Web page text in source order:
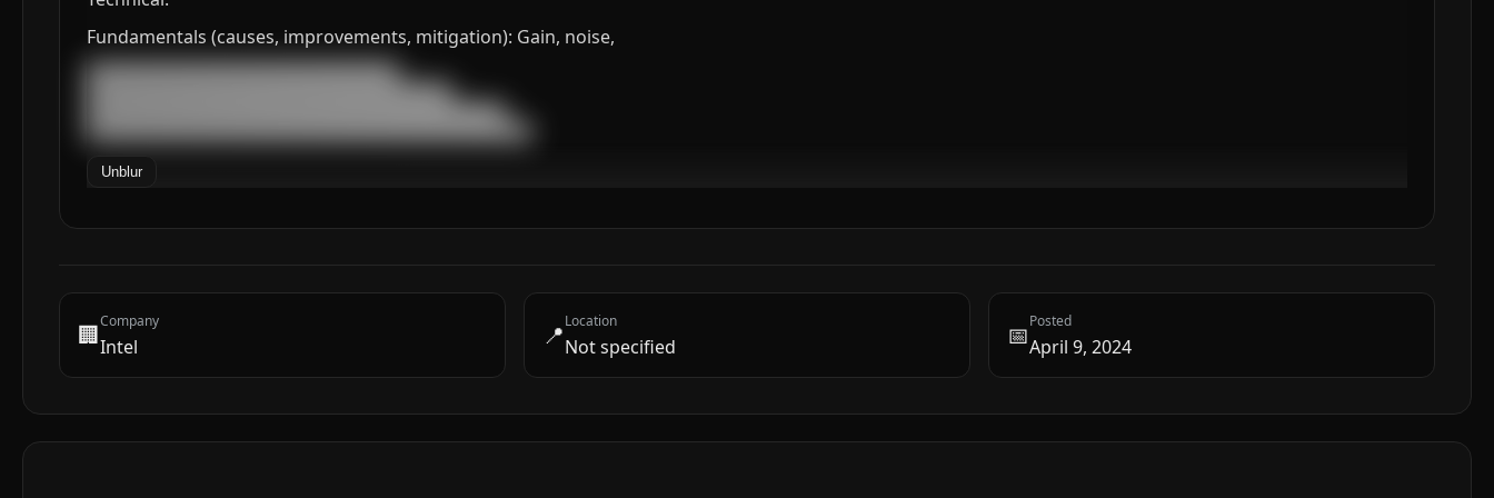
Fundamentals (causes, improvements, mitigation): Gain, noise,
███████████████████████████████████
█████████████████████████████████████████
███████████████████████████████████████████████
██████████████████████████████████████████████████
Unblur
🏢Company
Intel 📍Location
Not specified 📅Posted
April 9, 2024